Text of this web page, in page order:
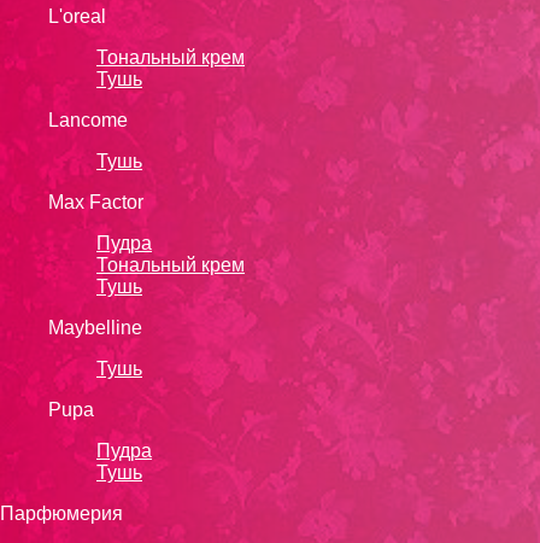
L'oreal
Тональный крем
Тушь
Lanсоmе
Тушь
Max Factor
Пудра
Тональный крем
Тушь
Maybelline
Тушь
Pupa
Пудра
Тушь
Парфюмерия